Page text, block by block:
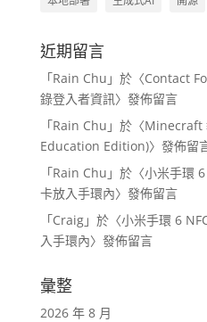
近期留言
「Rain Chu 」於〈Contact
錄登入者資訊〉發佈留言
「Rain Chu 」於〈Minecraft
Education Edition)〉發佈留
「Rain Chu 」於〈小米手環
卡放入手環內〉發佈留言
「Craig」於〈小米手環 6
入手環內〉發佈留言
彙整
2026 年 8 月